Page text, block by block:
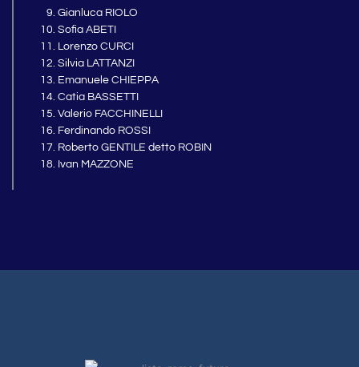
Gianluca RIOLO
Sofia ABETI
Lorenzo CURCI
Silvia LATTANZI
Emanuele CHIEPPA
Catia BASSETTI
Valerio FACCHINELLI
Ferdinando ROSSI
Roberto GENTILE detto ROBIN
Ivan MAZZONE